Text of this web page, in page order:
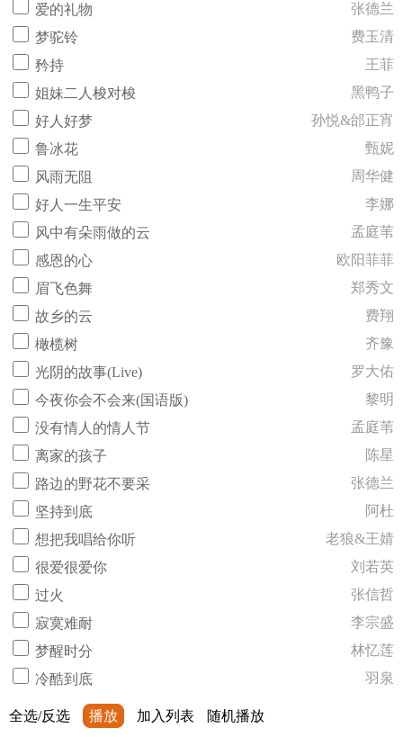
爱的礼物
张德兰
梦驼铃
费玉清
矜持
王菲
姐妹二人梭对梭
黑鸭子
好人好梦
孙悦&邰正宵
鲁冰花
甄妮
风雨无阻
周华健
好人一生平安
李娜
风中有朵雨做的云
孟庭苇
感恩的心
欧阳菲菲
眉飞色舞
郑秀文
故乡的云
费翔
橄榄树
齐豫
光阴的故事(Live)
罗大佑
今夜你会不会来(国语版)
黎明
没有情人的情人节
孟庭苇
离家的孩子
陈星
路边的野花不要采
张德兰
坚持到底
阿杜
想把我唱给你听
老狼&王婧
很爱很爱你
刘若英
过火
张信哲
寂寞难耐
李宗盛
梦醒时分
林忆莲
冷酷到底
羽泉
全选/反选 播放 加入列表 随机播放